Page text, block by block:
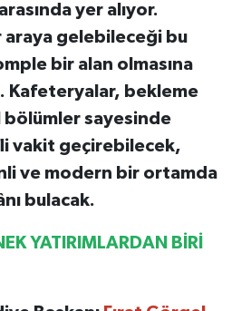
yer alıyor.
araya gelebileceği bu
bir alan olmasına
Kafeteryalar, bekleme
bölümler sayesinde
vakit geçirebilecek,
ve modern bir ortamda
bulacak.
YATIRIMLARDAN BİRİ